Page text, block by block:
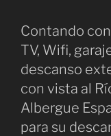
Contando
TV, Wifi,
descanso
con vista al
Albergue
para su